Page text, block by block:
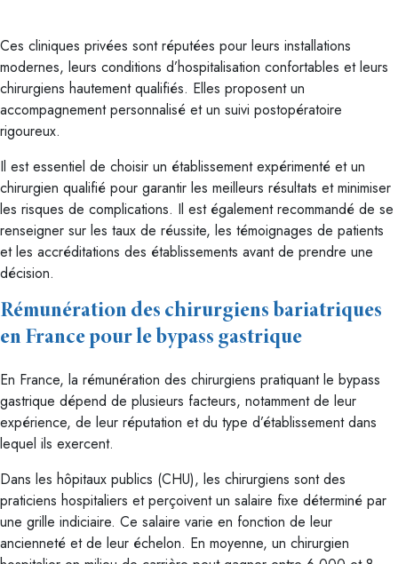
Ces cliniques privées sont réputées pour leurs installations
modernes, leurs conditions d’hospitalisation confortables et leurs
chirurgiens hautement qualifiés. Elles proposent un
accompagnement personnalisé et un suivi postopératoire
rigoureux.
Il est essentiel de choisir un établissement expérimenté et un
chirurgien qualifié pour garantir les meilleurs résultats et minimiser
les risques de complications. Il est également recommandé de se
renseigner sur les taux de réussite, les témoignages de patients
et les accréditations des établissements avant de prendre une
décision.
Rémunération des chirurgiens bariatriques
en France pour le bypass gastrique
En France, la rémunération des chirurgiens pratiquant le bypass
gastrique dépend de plusieurs facteurs, notamment de leur
expérience, de leur réputation et du type d’établissement dans
lequel ils exercent.
Dans les hôpitaux publics (CHU), les chirurgiens sont des
praticiens hospitaliers et perçoivent un salaire fixe déterminé par
une grille indiciaire. Ce salaire varie en fonction de leur
ancienneté et de leur échelon. En moyenne, un chirurgien